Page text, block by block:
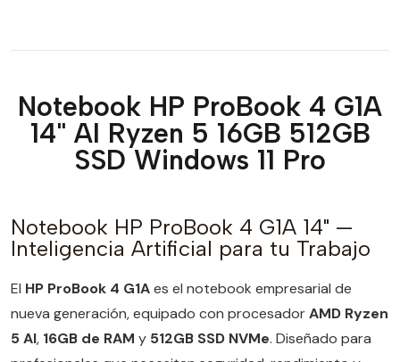
Notebook HP ProBook 4 G1A
14" AI Ryzen 5 16GB 512GB
SSD Windows 11 Pro
Notebook HP ProBook 4 G1A 14" —
Inteligencia Artificial para tu Trabajo
El HP ProBook 4 G1Aes el notebook empresarial de
nueva generación, equipado con procesadorAMD Ryzen
5 AI, 16GB de RAM y 512GB SSD NVMe. Diseñado para